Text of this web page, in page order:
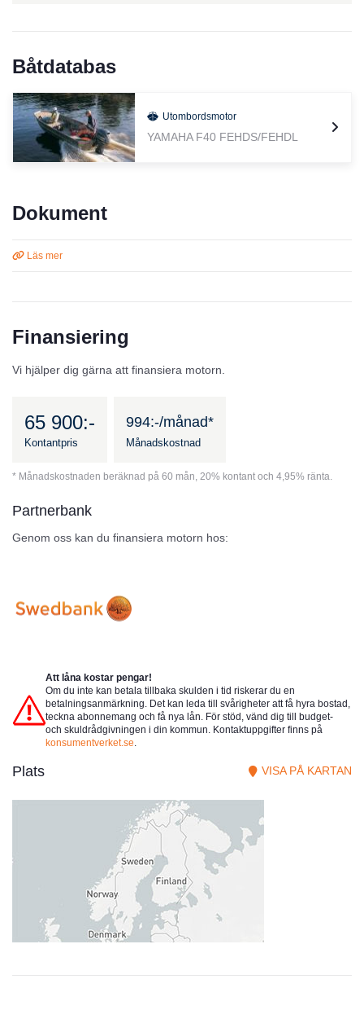
Båtdatabas
Utombordsmotor
YAMAHA F40 FEHDS/FEHDL
Dokument
Läs mer
Finansiering
Vi hjälper dig gärna att finansiera motorn.
65 900:-
Kontantpris
994:-/månad*
Månadskostnad
* Månadskostnaden beräknad på 60 mån, 20% kontant och 4,95% ränta.
Partnerbank
Genom oss kan du finansiera motorn hos:
Att låna kostar pengar!
Om du inte kan betala tillbaka skulden i tid riskerar du en
betalningsanmärkning. Det kan leda till svårigheter att få hyra bostad,
teckna abonnemang och få nya lån. För stöd, vänd dig till budget-
och skuldrådgivningen i din kommun. Kontaktuppgifter finns på
konsumentverket.se.
Plats VISA PÅ KARTAN